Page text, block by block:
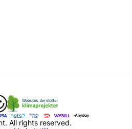
All rights reserved.